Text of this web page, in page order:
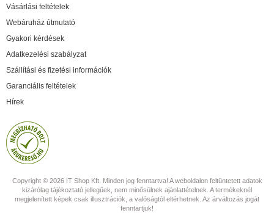
Vásárlási feltételek
Webáruház útmutató
Gyakori kérdések
Adatkezelési szabályzat
Szállítási és fizetési információk
Garanciális feltételek
Hírek
Copyright © 2026 IT Shop Kft. Minden jog fenntartva! A weboldalon feltüntetett adatok
kizárólag tájékoztató jellegűek, nem minősülnek ajánlattételnek. A termékeknél
megjelenített képek csak illusztrációk, a valóságtól eltérhetnek. Az árváltozás jogát
fenntartjuk!